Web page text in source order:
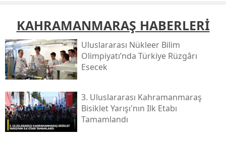
KAHRAMANMARAŞ HABERLERİ
Uluslararası Nükleer Bilim
Olimpiyatı’nda Türkiye Rüzgârı
Esecek
3. Uluslararası Kahramanmaraş
Bisiklet Yarışı'nın Ilk Etabı
Tamamlandı